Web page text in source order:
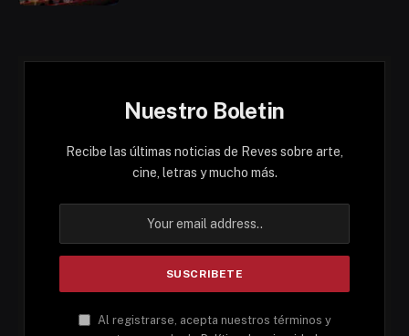
Nuestro Boletin
Recibe las últimas noticias de Reves sobre arte,
cine, letras y mucho más.
Al registrarse, acepta nuestros términos y